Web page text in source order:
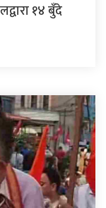
१४ बुँदे